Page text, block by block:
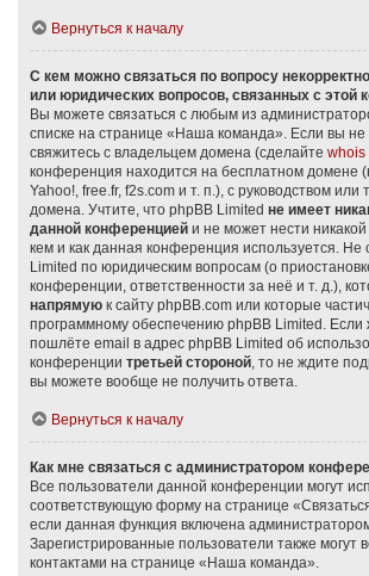
Вернуться к началу
С кем можно связаться по вопросу
или юридических вопросов, связанных с этой
Вы можете связаться с любым из
списке на странице «Наша команда». Если вы не
свяжитесь с владельцем домена (сделайте whois
конференция находится на бесплатном домене
Yahoo!, free.fr, f2s.com и т. п.), с руководством или
домена. Учтите, что phpBB Limited не имеет
данной конференцией и не может нести
кем и как данная конференция используется. Не
Limited по юридическим вопросам (о
конференции, ответственности за неё и т. д.),
напрямую к сайту phpBB.com или которые
программному обеспечению phpBB Limited. Если
пошлёте email в адрес phpBB Limited об
конференции третьей стороной, то не ждите
вы можете вообще не получить ответа.
Вернуться к началу
Как мне связаться с администратором
Все пользователи данной конференции могут
соответствующую форму на странице
если данная функция включена
Зарегистрированные пользователи также могут
контактами на странице «Наша команда».